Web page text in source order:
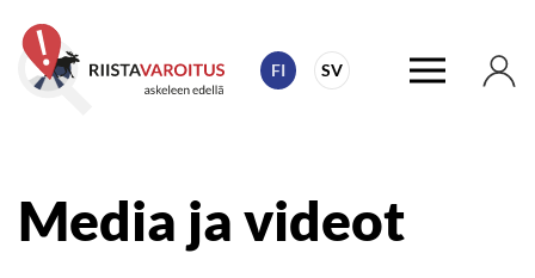
FI SV
Media ja videot